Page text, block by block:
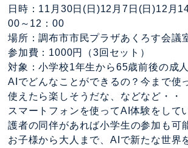
日時：11月30日(日)12月7日(日)12
00～12：00
場所：調布市市民プラザあくろす会議
参加費：1000円（3回セット）
対象：小学校1年生から65歳前後の成人
AIでどんなことができるの？今まで使
使えたら楽しそうだな、などなど・・
スマートフォンを使ってAI体験をして
護者の同伴があれば小学生の参加も可
お子様から大人まで、AIで新たな世界